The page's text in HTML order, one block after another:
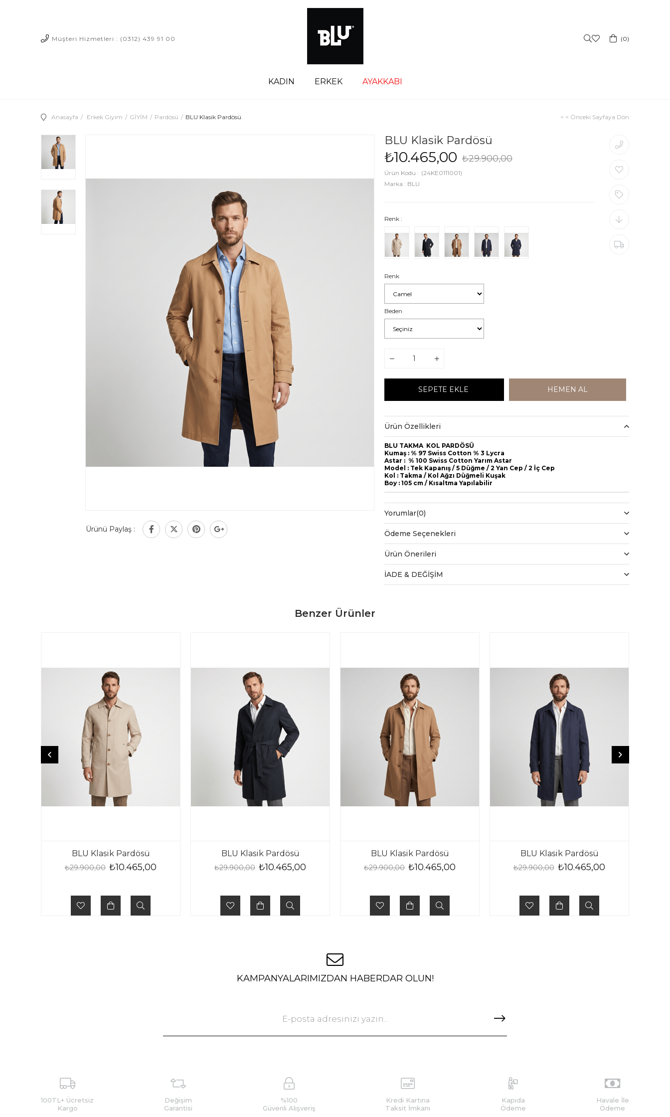
Müşteri Hizmetleri : (0312) 439 91 00 0
KADIN ERKEK AYAKKABI
Anasayfa Erkek Giyim GİYİM Pardösü BLU Klasik Pardösü < < Önceki Sayfaya Dön
Ürünü Paylaş :
BLU Klasik Pardösü
₺29.900,00
₺10.465,00
(24KE0111001)
Marka : BLU
Renk :
Renk
Beden
Ürün Özellikleri
BLU TAKMA KOL PARDÖSÜ
Kumaş : % 97 Swiss Cotton % 3 Lycra
Astar : % 100 Swiss Cotton Yarım Astar
Model : Tek Kapanış / 5 Düğme / 2 Yan Cep / 2 İç Cep
Kol : Takma / Kol Ağzı Düğmeli Kuşak
Boy : 105 cm / Kısaltma Yapılabilir
Yorumlar(0)
Ödeme Seçenekleri
Ürün Önerileri
İADE & DEĞİŞİM
Benzer Ürünler
BLU Klasik Pardösü
₺10.465,00
₺29.900,00
BLU Klasik Pardösü
₺10.465,00
₺29.900,00
BLU Klasik Pardösü
₺10.465,00
₺29.900,00
BLU Klasik Pardösü
₺10.465,00
₺29.900,00
KAMPANYALARIMIZDAN HABERDAR OLUN!
100TL+ Ücretsiz
Kargo
Değişim
Garantisi
%100
Güvenli Alışveriş
Kredi Kartına
Taksit İmkanı
Kapıda
Ödeme
Havale İle
Ödeme